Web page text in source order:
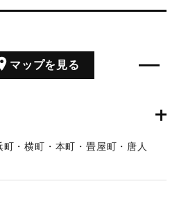
マップを見る
・横町・本町・畳屋町・唐人